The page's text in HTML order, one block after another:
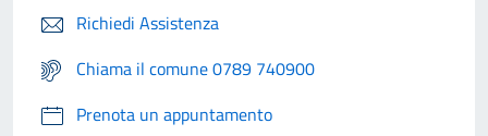
Richiedi Assistenza
Chiama il comune 0789 740900
Prenota un appuntamento